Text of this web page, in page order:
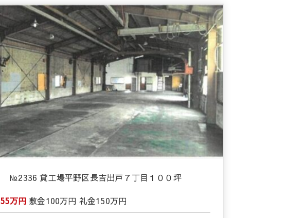
№2336 貸工場平野区長吉出戸７丁目１００坪
55万円 敷金100万円 礼金150万円